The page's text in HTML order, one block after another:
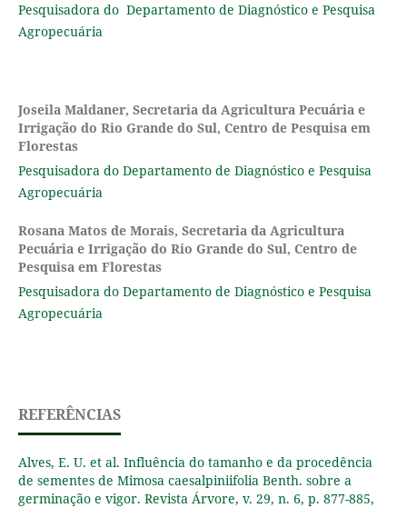
Pesquisadora do Departamento de Diagnóstico e Pesquisa
Agropecuária
Joseila Maldaner, Secretaria da Agricultura Pecuária e
Irrigação do Rio Grande do Sul, Centro de Pesquisa em
Florestas
Pesquisadora do Departamento de Diagnóstico e Pesquisa
Agropecuária
Rosana Matos de Morais, Secretaria da Agricultura
Pecuária e Irrigação do Rio Grande do Sul, Centro de
Pesquisa em Florestas
Pesquisadora do Departamento de Diagnóstico e Pesquisa
Agropecuária
REFERÊNCIAS
Alves, E. U. et al. Influência do tamanho e da procedência
de sementes de Mimosa caesalpiniifolia Benth. sobre a
germinação e vigor. Revista Árvore, v. 29, n. 6, p. 877-885,